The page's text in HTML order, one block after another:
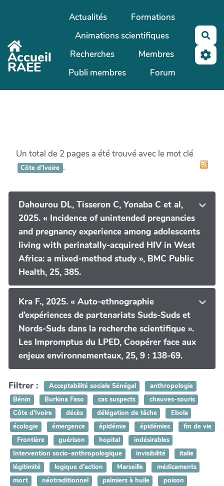
Aller au contenu principal
Accueil
RAEE
Actualités
Formations
Animations scientifiques
Recherches
Membres
Publi membres
Forum
Un total de 2 pages a été trouvé avec le mot clé
Côte d’Ivoire .
Dahourou DL, Tisseron C, Yonaba C et al,
2025. « Incidence of unintended pregnancies
and pregnancy experience among adolescents
living with perinatally-acquired HIV in West
Africa: a mixed-method study », BMC Public
Health, 25, 385.
Kra F., 2025. « Auto-ethnographie
d’expériences de partenariats Suds-Suds et
Nords-Suds dans la recherche scientifique ».
Les Impromptus du LPED, Coopérer face aux
enjeux environnementaux, 25, 9 : 138-69.
Filtrer : Acceptabilité sociale Sénégal
anthropologie
Bénin
Burkina Faso cas suspects
chauves-souris
Côte d’Ivoire
décès délégation de tâche
Ebola
écologie
émergence épidémie épidémies
fin de vie
Frontière
guérison hopital
indésirables
Intervention socio-anthropologique
invisibilité
italie
légitimité
logique d’action Marseille
médicaments
mort
néotraditionnel palmiers à huile
poison